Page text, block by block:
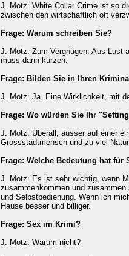
J. Motz: White Collar Crime ist so
zwischen den wirtschaftlich oft
Frage: Warum schreiben Sie?
J. Motz: Zum Vergnügen. Aus Lust
muss dann kürzen.
Frage: Bilden Sie in Ihren
J. Motz: Ja. Eine Wirklichkeit, mit
Frage: Wo würden Sie Ihr
J. Motz: Überall, ausser auf einer
Grossstadtmensch und zu viel
Frage: Welche Bedeutung hat für
J. Motz: Es ist sehr wichtig, wenn
zusammenkommen und
und Selbstbedienung. Wenn ich
Hause besser und billiger.
Frage: Sex im Krimi?
J. Motz: Warum nicht?